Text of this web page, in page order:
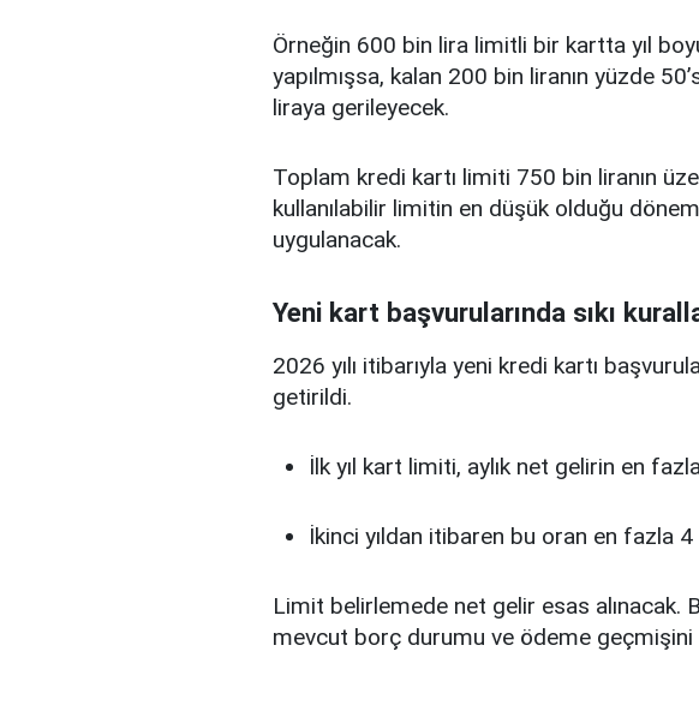
Örneğin 600 bin lira limitli bir kartta yıl
yapılmışsa, kalan 200 bin liranın yüzde
liraya gerileyecek.
Toplam kredi kartı limiti 750 bin liranın
kullanılabilir limitin en düşük olduğu
uygulanacak.
Yeni kart başvurularında sıkı
2026 yılı itibarıyla yeni kredi kartı
getirildi.
İlk yıl kart limiti, aylık net gelirin en
İkinci yıldan itibaren bu oran en fazla 4
Limit belirlemede net gelir esas alınacak.
mevcut borç durumu ve ödeme